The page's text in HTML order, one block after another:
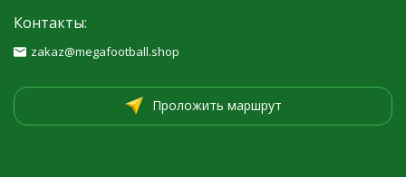
Контакты:
zakaz@megafootball.shop
Проложить маршрут